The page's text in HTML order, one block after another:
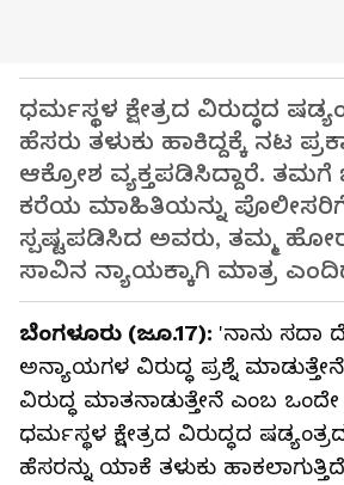
ಧರ್ಮಸ್ಥಳ ಕ್ಷೇತ್ರದ ವಿರುದ್ಧದ
ಹೆಸರು ತಳುಕು ಹಾಕಿದ್ದಕ್ಕೆ ನಟ
ಆಕ್ರೋಶ ವ್ಯಕ್ತಪಡಿಸಿದ್ದಾರೆ.
ಕರೆಯ ಮಾಹಿತಿಯನ್ನು ಪೊಲೀಸರಿಗೆ
ಸ್ಪಷ್ಟಪಡಿಸಿದ ಅವರು, ತಮ್ಮ
ಸಾವಿನ ನ್ಯಾಯಕ್ಕಾಗಿ ಮಾತ್ರ
ಬೆಂಗಳೂರು (ಜೂ.17): 'ನಾನು ಸದಾ
ಅನ್ಯಾಯಗಳ ವಿರುದ್ಧ ಪ್ರಶ್ನೆ
ವಿರುದ್ಧ ಮಾತನಾಡುತ್ತೇನೆ ಎಂಬ ಒಂದೇ
ಧರ್ಮಸ್ಥಳ ಕ್ಷೇತ್ರದ ವಿರುದ್ಧದ
ಹೆಸರನ್ನು ಯಾಕೆ ತಳುಕು